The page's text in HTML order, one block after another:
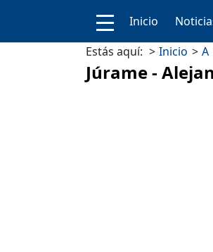
Inicio
Estás aquí:
Inicio A
Júrame -